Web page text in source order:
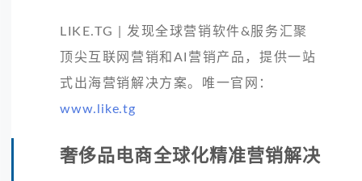
LIKE.TG | 发现全球营销软件&服务汇聚
顶尖互联网营销和AI营销产品，提供一站
式出海营销解决方案。唯一官网：
www.like.tg
奢侈品电商全球化精准营销解决